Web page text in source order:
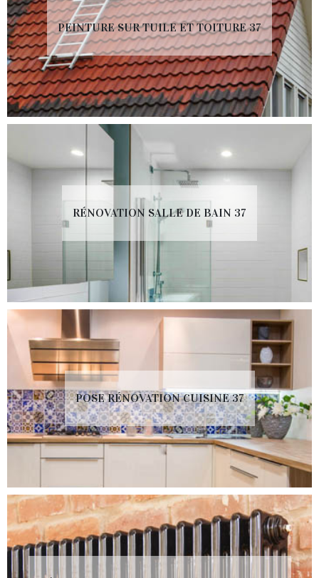
PEINTURE SUR TUILE ET TOITURE 37
RÉNOVATION SALLE DE BAIN 37
POSE RÉNOVATION CUISINE 37